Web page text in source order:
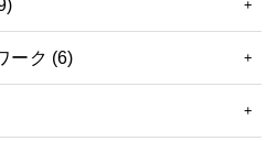
ーク (6)